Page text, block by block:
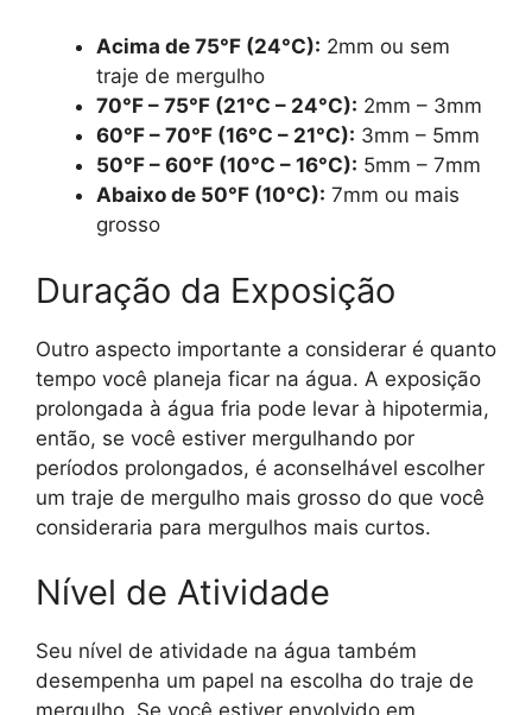
Acima de 75°F (24°C): 2mm ou sem
traje de mergulho
70°F – 75°F (21°C – 24°C): 2mm – 3mm
60°F – 70°F (16°C – 21°C): 3mm – 5mm
50°F – 60°F (10°C – 16°C): 5mm – 7mm
Abaixo de 50°F (10°C): 7mm ou mais
grosso
Duração da Exposição
Outro aspecto importante a considerar é quanto
tempo você planeja ficar na água. A exposição
prolongada à água fria pode levar à hipotermia,
então, se você estiver mergulhando por
períodos prolongados, é aconselhável escolher
um traje de mergulho mais grosso do que você
consideraria para mergulhos mais curtos.
Nível de Atividade
Seu nível de atividade na água também
desempenha um papel na escolha do traje de